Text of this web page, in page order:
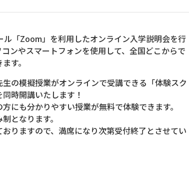
ル「Zoom」を利用したオンライン入学説明会を行
コンやスマートフォンを使用して、全国どこからで
す。
の模擬授業がオンラインで受講できる「体験スク
時開講いたします！
にも分かりやすい授業が無料で体験できます。
となります。
りますので、満席になり次第受付終了とさせてい